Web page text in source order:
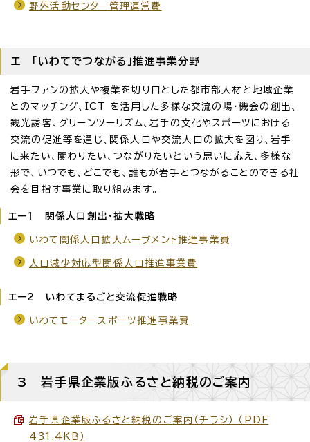
野外活動センター管理運営費
エ 「いわてでつながる」推進事業分野
岩手ファンの拡大や複業を切り口とした都市部人材と地域企業
とのマッチング、ICT を活用した多様な交流の場・機会の創出、
観光誘客、グリーンツーリズム、岩手の文化やスポーツにおける
交流の促進等を通じ、関係人口や交流人口の拡大を図り、岩手
に来たい、関わりたい、つながりたいという思いに応え、多様な
形で、いつでも、どこでも、誰もが岩手とつながることのできる社
会を目指す事業に取り組みます。
エー1 関係人口創出・拡大戦略
いわて関係人口拡大ムーブメント推進事業費
人口減少対応型関係人口推進事業費
エー2 いわてまるごと交流促進戦略
いわてモータースポーツ推進事業費
3 岩手県企業版ふるさと納税のご案内
岩手県企業版ふるさと納税のご案内（チラシ） （PDF
431.4KB）